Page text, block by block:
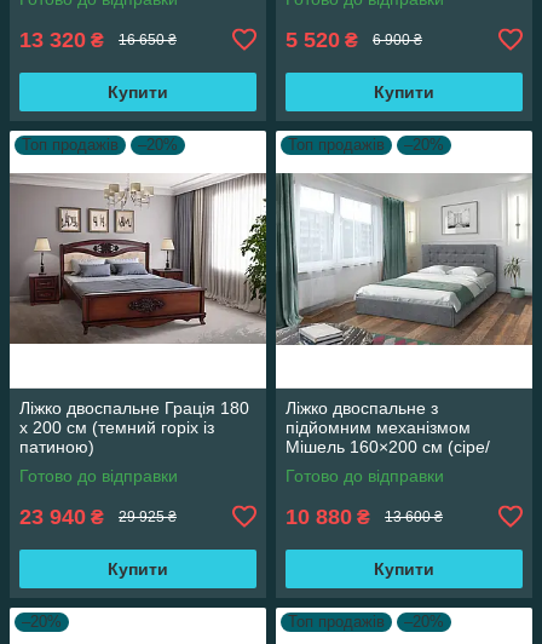
13 320 ₴ 16 650 ₴
Купити
5 520 ₴ 6 900 ₴
Купити
Топ продажів –20%
Ліжко двоспальне Грація 180
х 200 см (темний горіх із
патиною)
Готово до відправки
23 940 ₴ 29 925 ₴
Купити
Топ продажів –20%
Ліжко двоспальне з
підйомним механізмом
Мішель 160×200 см (сіре/
Аляска 05)
Готово до відправки
10 880 ₴ 13 600 ₴
Купити
–20% Топ продажів –20%